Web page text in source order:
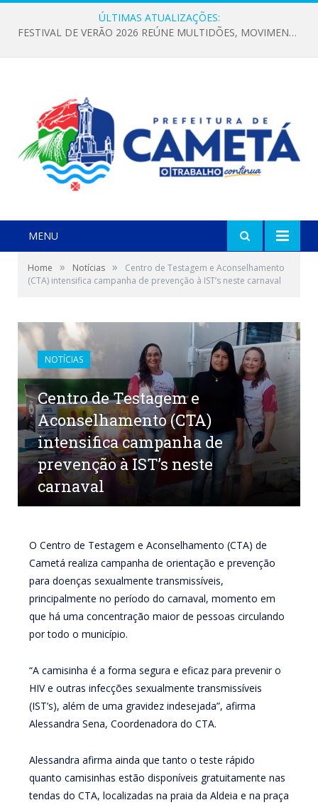
ÚLTIMAS ATUALIZAÇÕES:
FESTIVAL DE VERÃO 2026 REÚNE MULTIDÕES, MOVIMENTA A ECONOMIA E FORTALECE A CULTURA LOCAL
MENU
Home » Notícias »
Centro de Testagem e Aconselhamento
(CTA) intensifica campanha de prevenção à IST’s neste carnaval
NOTÍCIAS
Centro de Testagem e
Aconselhamento (CTA)
intensifica campanha de
prevenção à IST’s neste
carnaval
O Centro de Testagem e Aconselhamento (CTA) de
Cametá realiza campanha de orientação e prevenção
para doenças sexualmente transmissíveis,
principalmente no período do carnaval, momento em
que há uma concentração maior de pessoas circulando
por todo o município.
“A camisinha é a forma segura e eficaz para prevenir o
HIV e outras infecções sexualmente transmissíveis
(IST’s), além de uma gravidez indesejada”, afirma
Alessandra Sena, Coordenadora do CTA.
Alessandra afirma ainda que tanto o teste rápido
quanto camisinhas estão disponíveis gratuitamente nas
tendas do CTA, localizadas na praia da Aldeia e na praça